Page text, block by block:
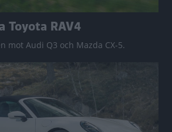
Toyota RAV4
mot Audi Q3 och Mazda CX-5.